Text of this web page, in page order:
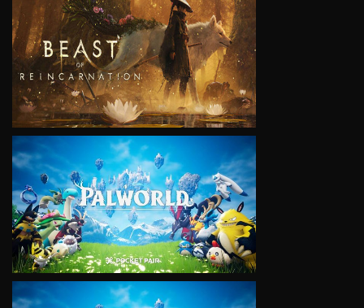
VIEW
VIEW